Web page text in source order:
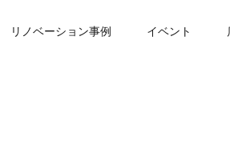
リノベーション事例 イベント